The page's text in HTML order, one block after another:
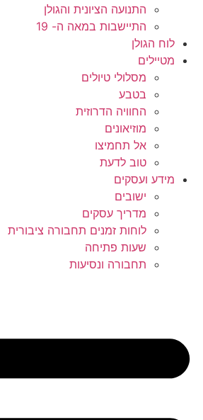
התנועה הציונית והגולן
התיישבות במאה ה- 19
לוח הגולן
מטיילים
מסלולי טיולים
בטבע
החוויה הדרוזית
מוזיאונים
אל תחמיצו
טוב לדעת
מידע ועסקים
ישובים
מדריך עסקים
לוחות זמנים תחבורה ציבורית
שעות פתיחה
תחבורה ונסיעות